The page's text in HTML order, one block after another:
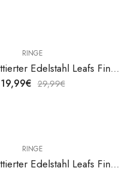
RINGE
18K Goldplattierter Edelstahl Leafs Fingerring von V&F Jewelers
19,99€ 29,99€
RINGE
18K Goldplattierter Edelstahl Leafs Fingerring von V&F Jewelers